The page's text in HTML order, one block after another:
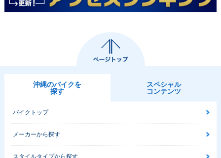
沖縄のバイクを
探す
スペシャル
コンテンツ
バイクトップ
メーカーから探す
スタイルタイプから探す